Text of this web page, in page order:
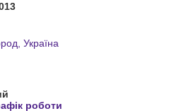
куртки для хлопчиків
моделі для хлопчиків на будь-
речі стануть незамінними в
Стильні рішення в оформленні
європейського ринку.
Україна
роботи